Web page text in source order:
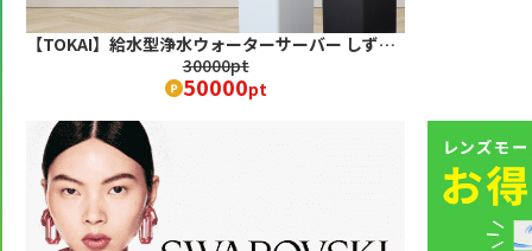
【TOKAI】給水型浄水ウォーターサーバー しずくりあ
30000pt
50000pt